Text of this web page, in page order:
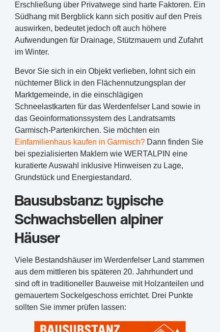
Erschließung über Privatwege sind harte Faktoren. Ein
Südhang mit Bergblick kann sich positiv auf den Preis
auswirken, bedeutet jedoch oft auch höhere
Aufwendungen für Drainage, Stützmauern und Zufahrt
im Winter.
Bevor Sie sich in ein Objekt verlieben, lohnt sich ein
nüchterner Blick in den Flächennutzungsplan der
Marktgemeinde, in die einschlägigen
Schneelastkarten für das Werdenfelser Land sowie in
das Geoinformationssystem des Landratsamts
Garmisch-Partenkirchen. Sie möchten ein
Einfamilienhaus kaufen in Garmisch? Dann finden Sie
bei spezialisierten Maklern wie WERTALPIN eine
kuratierte Auswahl inklusive Hinweisen zu Lage,
Grundstück und Energiestandard.
Bausubstanz: typische
Schwachstellen alpiner
Häuser
Viele Bestandshäuser im Werdenfelser Land stammen
aus dem mittleren bis späteren 20. Jahrhundert und
sind oft in traditioneller Bauweise mit Holzanteilen und
gemauertem Sockelgeschoss errichtet. Drei Punkte
sollten Sie immer prüfen lassen: